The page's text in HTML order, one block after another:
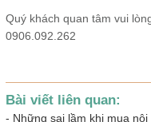
Quý khách quan tâm vui
0906.092.262
Bài viết liên quan:
- Những sai lầm khi mua